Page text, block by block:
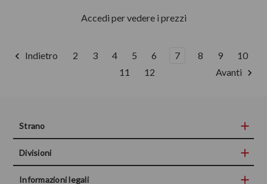
Accedi per vedere i prezzi
Indietro 2 3 4 5 6 7 8 9
10
11
12 Avanti
Strano
Divisioni
Informazioni legali